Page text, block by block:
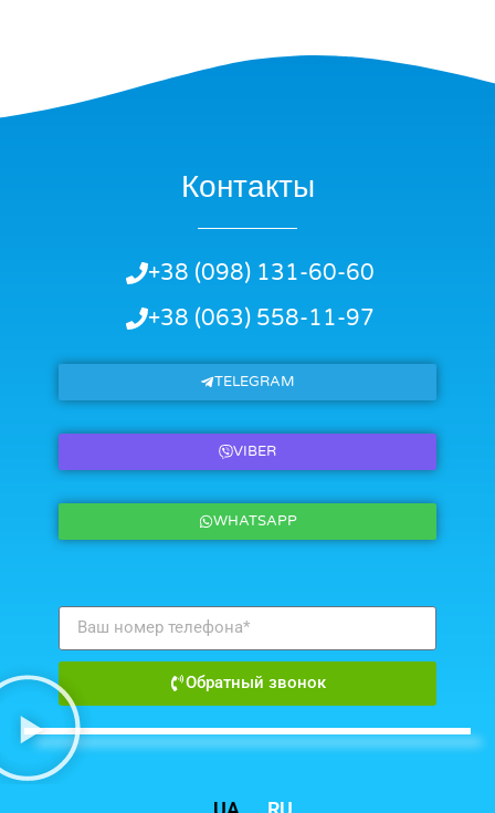
Контакты
+38 (098) 131-60-60
+38 (063) 558-11-97
TELEGRAM
VIBER
WHATSAPP
Обратный звонок